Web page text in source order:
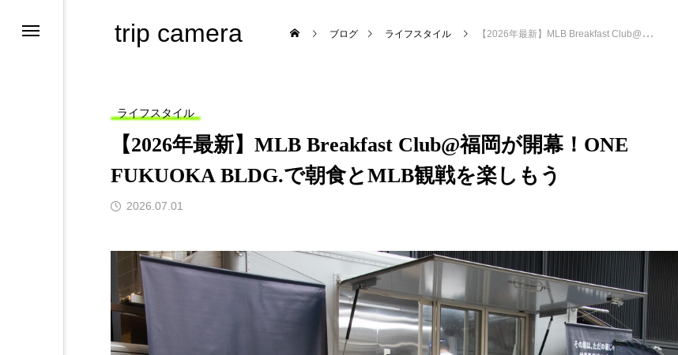
trip camera ブログ ライフスタイル 【2026年最新】MLB Breakfast Club@福岡が開幕！ONE FUKUOKA BLDG.で朝食とMLB観戦を楽しもう
ライフスタイル
【2026年最新】MLB Breakfast Club@福岡が開幕！ONE
FUKUOKA BLDG.で朝食とMLB観戦を楽しもう
2026.07.01